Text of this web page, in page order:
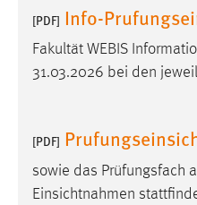
[PDF] Info-
Fakultät WEBIS
31.03.2026 bei den
[PDF]
sowie das Prüfungsfach
Einsichtnahmen
Cookie Laufzeit: 30 Tage
Name: